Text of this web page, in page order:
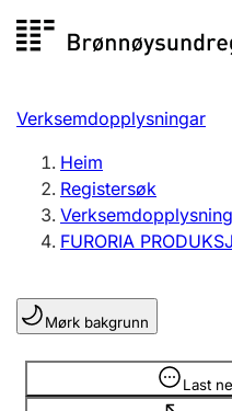
Registersøk
Aksjeselskap
Enkeltpersonføretak
Registrere, endre,
Lag og foreining
Registrere, endre,
Verksemdopplysningar
Heim
Registersøk
FURORIA
Mørk bakgrunn
Last
Opplysninger er skjult